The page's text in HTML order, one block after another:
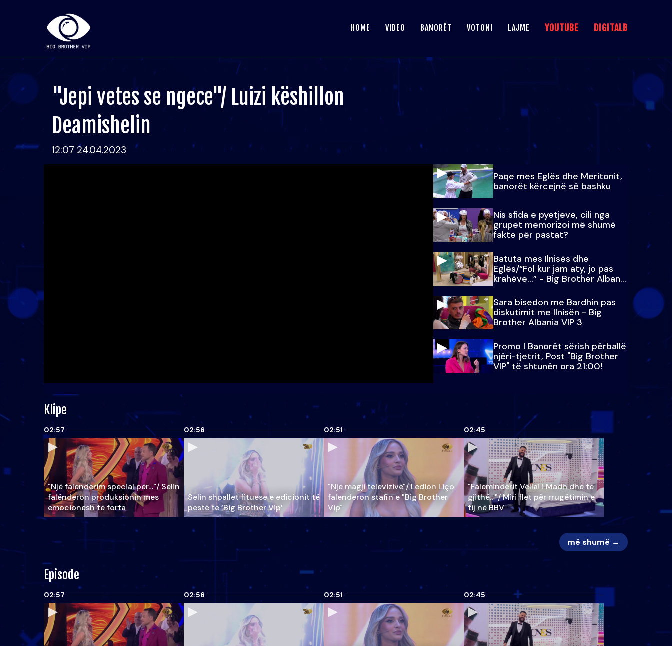
HOME VIDEO BANORËT VOTONI LAJME YOUTUBE DIGITALB
"Jepi vetes se ngece"/ Luizi këshillon
Deamishelin
12:07 24.04.2023
Paqe mes Eglës dhe Meritonit,
banorët kërcejnë së bashku
Nis sfida e pyetjeve, cili nga
grupet memorizoi më shumë
fakte për pastat?
Batuta mes Ilnisës dhe
Eglës/“Fol kur jam aty, jo pas
krahëve…” - Big Brother Albania
VIP 3
Sara bisedon me Bardhin pas
diskutimit me Ilnisën - Big
Brother Albania VIP 3
Promo l Banorët sërish përballë
njëri-tjetrit, Post "Big Brother
VIP" të shtunën ora 21:00!
Klipe
02:57
"Një falenderim special për…"/ Selin
falënderon produksionin mes
emocionesh të forta
02:56
Selin shpallet fituese e edicionit të
pestë të ‘Big Brother Vip’
02:51
"Një magji televizive"/ Ledion Liço
falenderon stafin e "Big Brother
Vip"
02:45
"Faleminderit Vëllai i Madh dhe të
gjithë…"/ Miri flet për rrugëtimin e
tij në BBV
më shumë →
Episode
02:57 02:56 02:51 02:45